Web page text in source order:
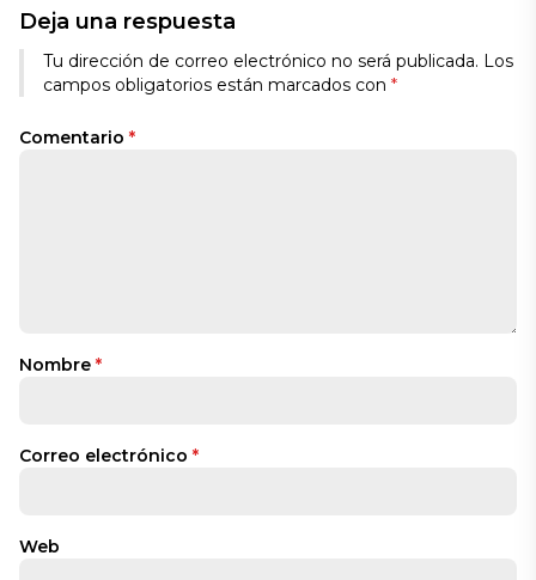
Deja una respuesta
Tu dirección de correo electrónico no será publicada. Los
campos obligatorios están marcados con *
Comentario *
Nombre *
Correo electrónico *
Web